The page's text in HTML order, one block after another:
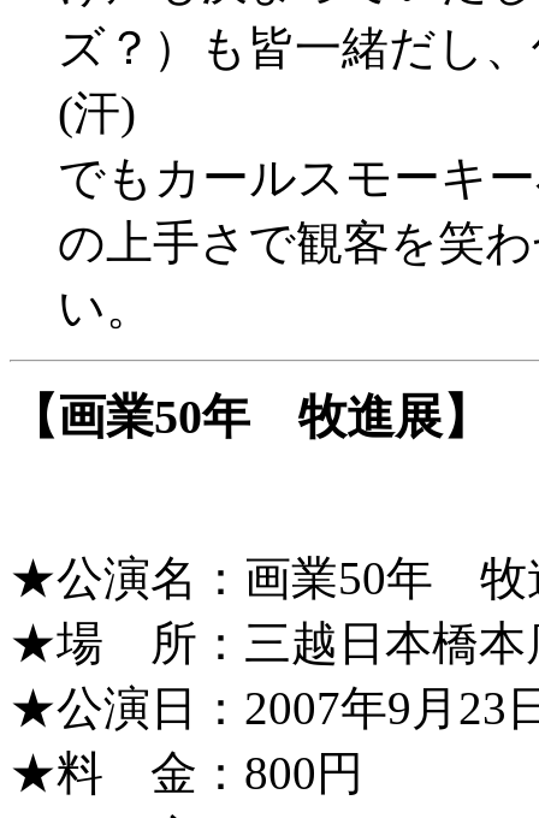
ズ？）も皆一緒だし
(汗)
でもカールスモーキ
の上手さで観客を笑
い。
【画業50年 牧進展】
★公演名：画業50年 牧
★場 所：三越日本橋本
★公演日：2007年9月23
★料 金：800円